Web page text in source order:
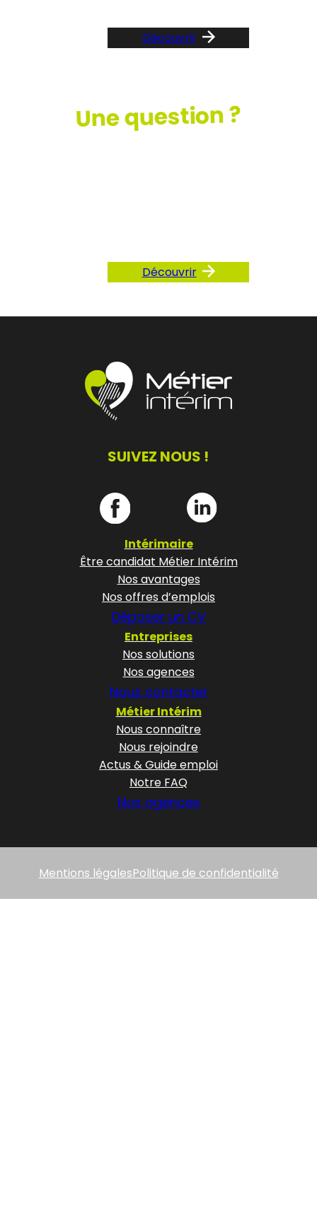
Découvrir
Une question ?
Découvrir
SUIVEZ NOUS !
Intérimaire
Être candidat Métier Intérim
Nos avantages
Nos offres d’emplois
Déposer un CV
Entreprises
Nos solutions
Nos agences
Nous contacter
Métier Intérim
Nous connaître
Nous rejoindre
Actus & Guide emploi
Notre FAQ
Nos agences
Mentions légalesPolitique de confidentialité